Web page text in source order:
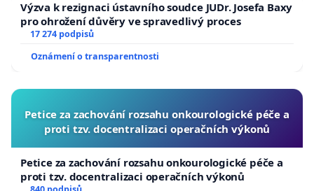
Výzva k rezignaci ústavního soudce JUDr. Josefa Baxy
pro ohrožení důvěry ve spravedlivý proces
17 274 podpisů
Oznámení o transparentnosti
Petice za zachování rozsahu onkourologické péče a
proti tzv. docentralizaci operačních výkonů
Petice za zachování rozsahu onkourologické péče a
proti tzv. docentralizaci operačních výkonů